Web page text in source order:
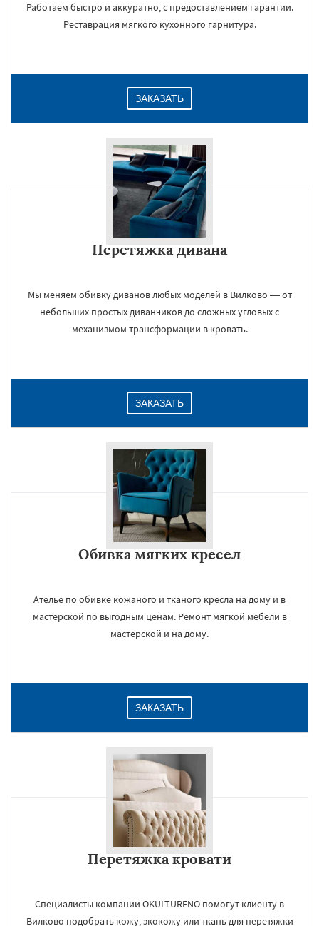
Работаем быстро и аккуратно, с предоставлением гарантии.
Реставрация мягкого кухонного гарнитура.
ЗАКАЗАТЬ
Перетяжка дивана
Мы меняем обивку диванов любых моделей в Вилково — от
небольших простых диванчиков до сложных угловых с
механизмом трансформации в кровать.
ЗАКАЗАТЬ
Обивка мягких кресел
Ателье по обивке кожаного и тканого кресла на дому и в
мастерской по выгодным ценам. Ремонт мягкой мебели в
мастерской и на дому.
ЗАКАЗАТЬ
Перетяжка кровати
Специалисты компании OKULTURENO помогут клиенту в
Вилково подобрать кожу, экокожу или ткань для перетяжки